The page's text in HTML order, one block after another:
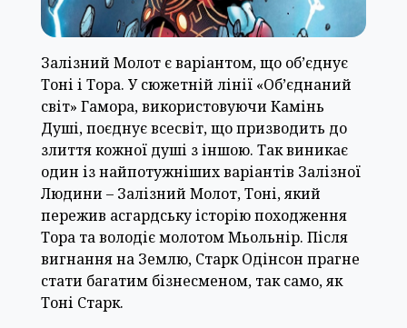
Залізний Молот є варіантом, що об’єднує
Тоні і Тора. У сюжетній лінії «Об’єднаний
світ» Гамора, використовуючи Камінь
Душі, поєднує всесвіт, що призводить до
злиття кожної душі з іншою. Так виникає
один із найпотужніших варіантів Залізної
Людини – Залізний Молот, Тоні, який
пережив асгардську історію походження
Тора та володіє молотом Мьольнір. Після
вигнання на Землю, Старк Одінсон прагне
стати багатим бізнесменом, так само, як
Тоні Старк.